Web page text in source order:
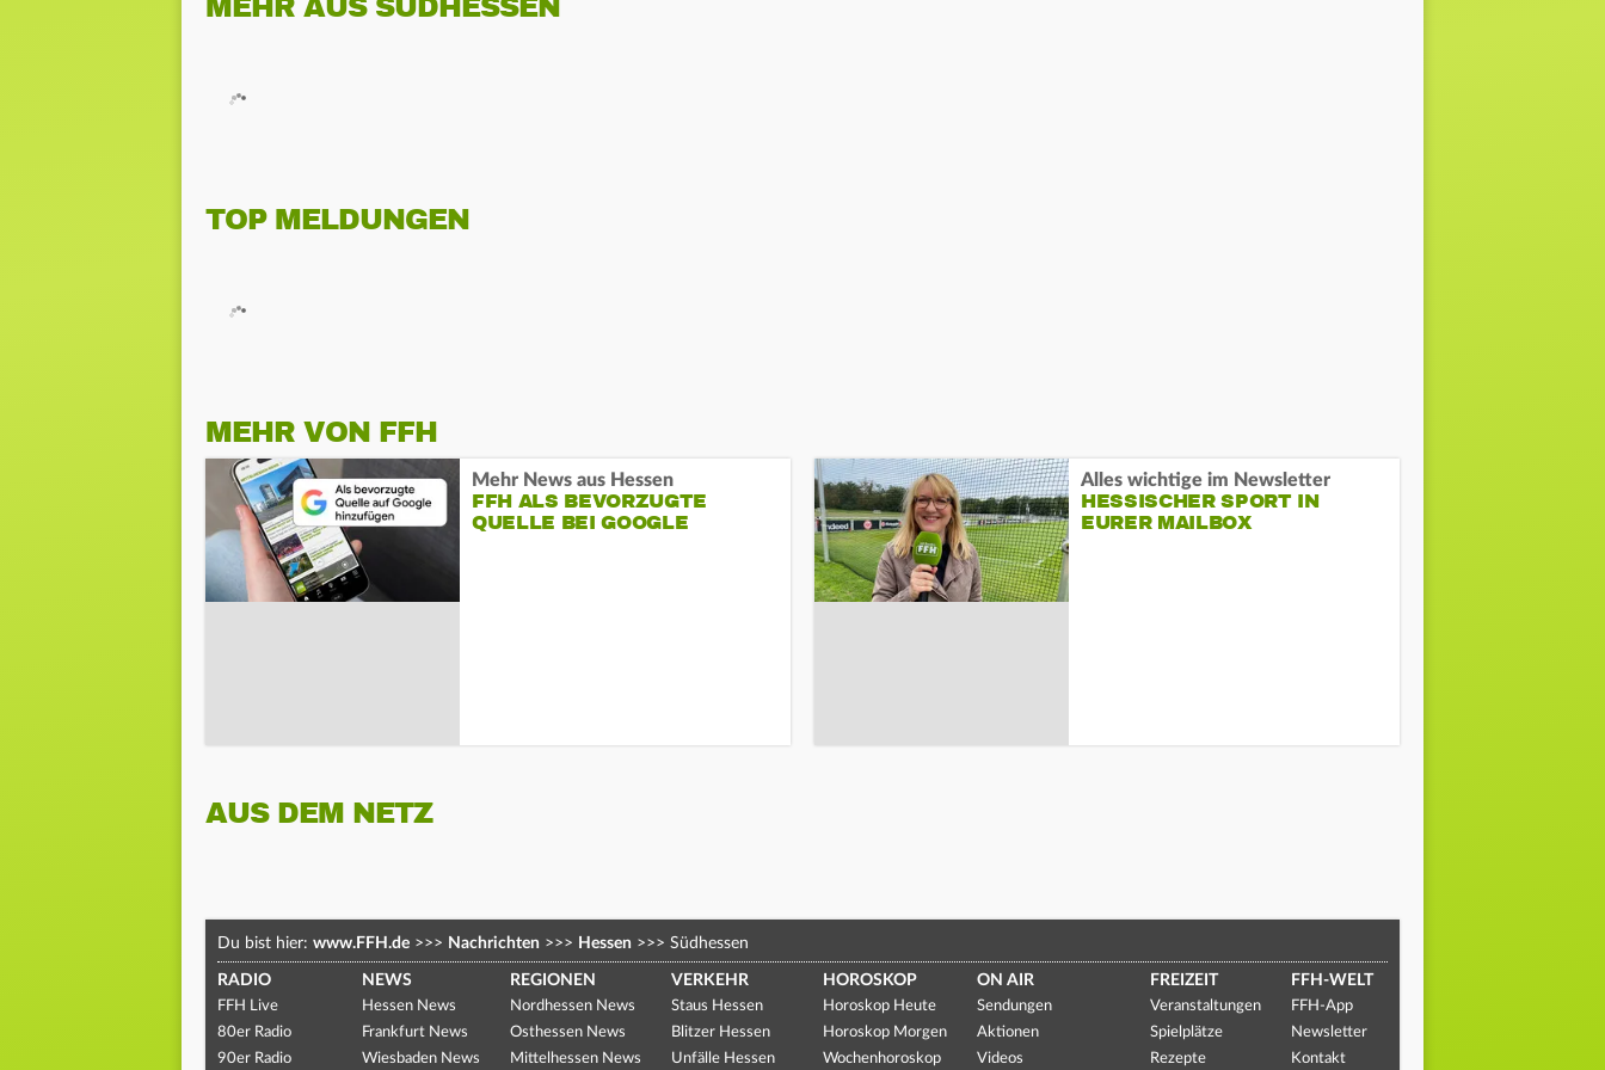
MEHR AUS SÜDHESSEN
TOP MELDUNGEN
MEHR VON FFH
Mehr News aus Hessen
FFH ALS BEVORZUGTE
QUELLE BEI GOOGLE
Alles wichtige im Newsletter
HESSISCHER SPORT IN
EURER MAILBOX
AUS DEM NETZ
Du bist hier: www.FFH.de >>> Nachrichten >>> Hessen >>> Südhessen
RADIO
FFH Live
80er Radio
90er Radio
NEWS
Hessen News
Frankfurt News
Wiesbaden News
REGIONEN
Nordhessen News
Osthessen News
Mittelhessen News
VERKEHR
Staus Hessen
Blitzer Hessen
Unfälle Hessen
HOROSKOP
Horoskop Heute
Horoskop Morgen
Wochenhoroskop
ON AIR
Sendungen
Aktionen
Videos
FREIZEIT
Veranstaltungen
Spielplätze
Rezepte
FFH-WELT
FFH-App
Newsletter
Kontakt